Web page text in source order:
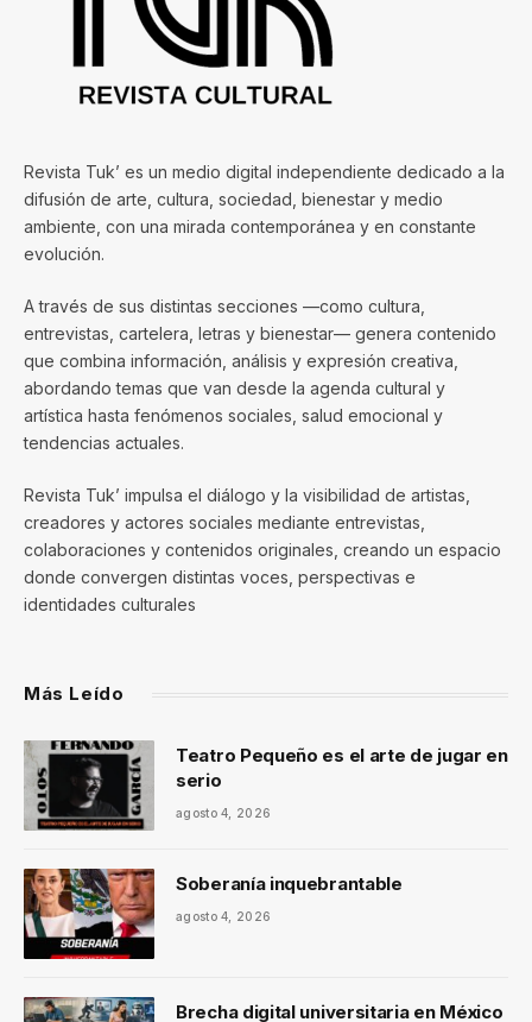
Revista Tuk’ es un medio digital independiente dedicado a la
difusión de arte, cultura, sociedad, bienestar y medio
ambiente, con una mirada contemporánea y en constante
evolución.
A través de sus distintas secciones —como cultura,
entrevistas, cartelera, letras y bienestar— genera contenido
que combina información, análisis y expresión creativa,
abordando temas que van desde la agenda cultural y
artística hasta fenómenos sociales, salud emocional y
tendencias actuales.
Revista Tuk’ impulsa el diálogo y la visibilidad de artistas,
creadores y actores sociales mediante entrevistas,
colaboraciones y contenidos originales, creando un espacio
donde convergen distintas voces, perspectivas e
identidades culturales
Más Leído
Teatro Pequeño es el arte de jugar en
serio
agosto 4, 2026
Soberanía inquebrantable
agosto 4, 2026
Brecha digital universitaria en México